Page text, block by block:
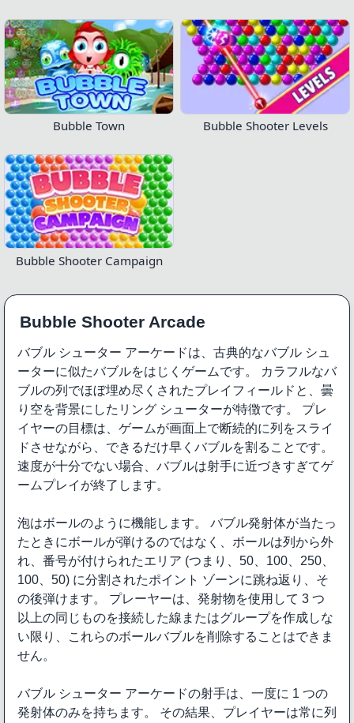
Bubble Town Bubble Shooter Levels
Bubble Shooter Campaign
Bubble Shooter Arcade
バブル シューター アーケードは、古典的なバブル シュ
ーターに似たバブルをはじくゲームです。 カラフルなバ
ブルの列でほぼ埋め尽くされたプレイフィールドと、曇
り空を背景にしたリング シューターが特徴です。 プレ
イヤーの目標は、ゲームが画面上で断続的に列をスライ
ドさせながら、できるだけ早くバブルを割ることです。
速度が十分でない場合、バブルは射手に近づきすぎてゲ
ームプレイが終了します。
泡はボールのように機能します。 バブル発射体が当たっ
たときにボールが弾けるのではなく、ボールは列から外
れ、番号が付けられたエリア (つまり、50、100、250、
100、50) に分割されたポイント ゾーンに跳ね返り、そ
の後弾けます。 プレーヤーは、発射物を使用して 3 つ
以上の同じものを接続した線またはグループを作成しな
い限り、これらのボールバブルを削除することはできま
せん。
バブル シューター アーケードの射手は、一度に 1 つの
発射体のみを持ちます。 その結果、プレイヤーは常に列